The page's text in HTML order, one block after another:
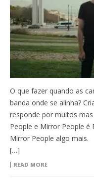
O que fazer quando as
banda onde se alinha?
responde por muitos
People e Mirror People é
Mirror People algo mais.
[…]
READ MORE